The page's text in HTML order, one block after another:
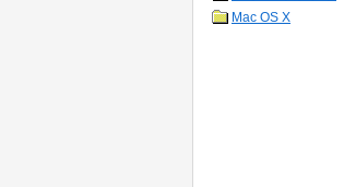
Mac OS X